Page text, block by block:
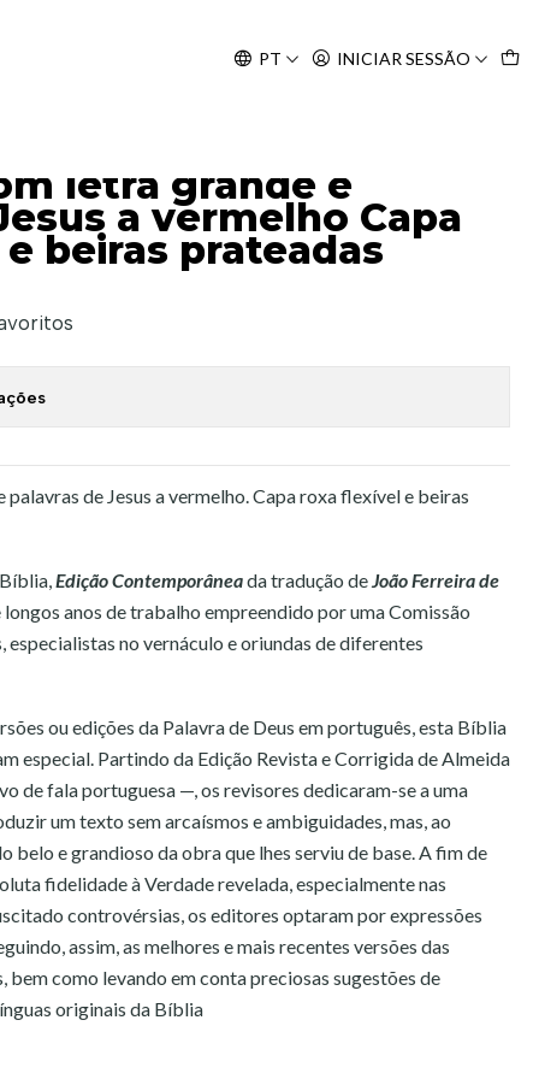
PT INICIAR SESSÃO
roxa flexível e beiras prateadas
letra grande e
a vermelho Capa
beiras prateadas
palavras de Jesus a vermelho. Capa roxa flexível e beiras
Edição Contemporâneada tradução deJoão Ferreira de
longos anos de trabalho empreendido por uma Comissão
especialistas no vernáculo e oriundas de diferentes
ou edições da Palavra de Deus em português, esta Bíblia
especial. Partindo da Edição Revista e Corrigida de Almeida
de fala portuguesa —, os revisores dedicaram-se a uma
um texto sem arcaísmos e ambiguidades, mas, ao
belo e grandioso da obra que lhes serviu de base. A fim de
fidelidade à Verdade revelada, especialmente nas
controvérsias, os editores optaram por expressões
assim, as melhores e mais recentes versões das
bem como levando em conta preciosas sugestões de
originais da Bíblia